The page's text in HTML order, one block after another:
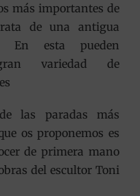
más importantes de
de una antigua
En esta pueden
variedad de
las paradas más
os proponemos es
de primera mano
del escultor Toni